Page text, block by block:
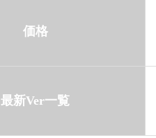
価格
最新Ver一覧